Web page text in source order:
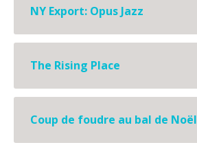
NY Export: Opus Jazz
The Rising Place
Coup de foudre au bal de Noël